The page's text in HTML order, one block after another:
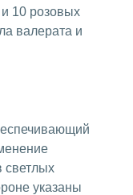
и 10 розовых
валерата и
светлых
указаны